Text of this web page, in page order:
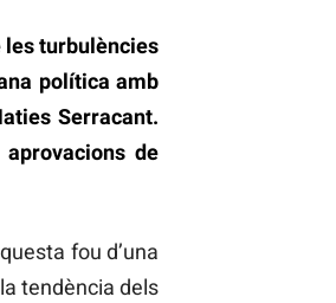
les turbulències
política amb
Serracant.
de
fou d’una
tendència dels